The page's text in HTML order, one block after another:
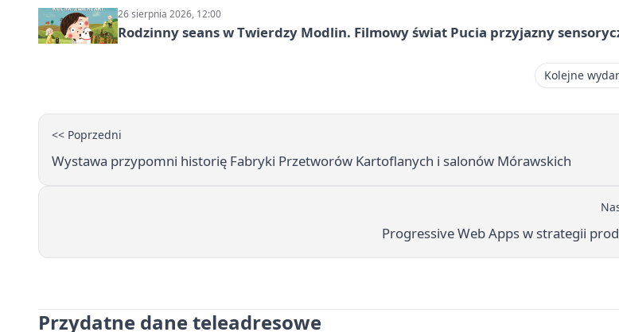
26 sierpnia 2026, 12:00
Rodzinny seans w Twierdzy Modlin. Filmowy świat Pucia przyjazny
Kolejne
<< Poprzedni
Wystawa przypomni historię Fabryki Przetworów Kartoflanych i salonów Mórawskich
Progressive Web Apps w strategii
Przydatne dane teleadresowe